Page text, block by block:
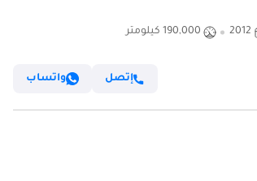
2012 190,000 كيلومتر
إتصل واتساب